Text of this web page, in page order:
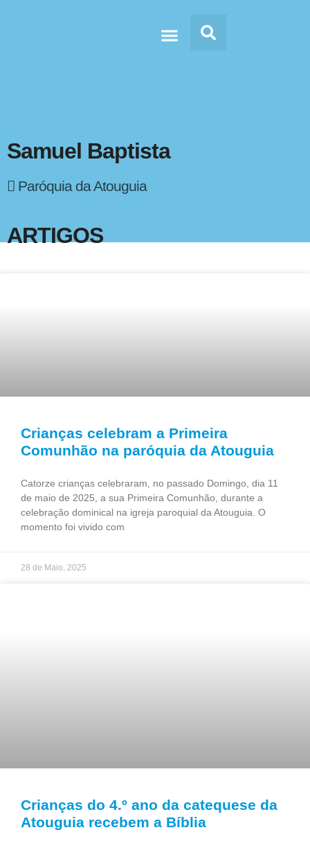
Samuel Baptista
Paróquia da Atouguia
ARTIGOS
Crianças celebram a Primeira
Comunhão na paróquia da Atouguia
Catorze crianças celebraram, no passado Domingo, dia 11
de maio de 2025, a sua Primeira Comunhão, durante a
celebração dominical na igreja paroquial da Atouguia. O
momento foi vivido com
28 de Maio, 2025
Crianças do 4.º ano da catequese da
Atouguia recebem a Bíblia